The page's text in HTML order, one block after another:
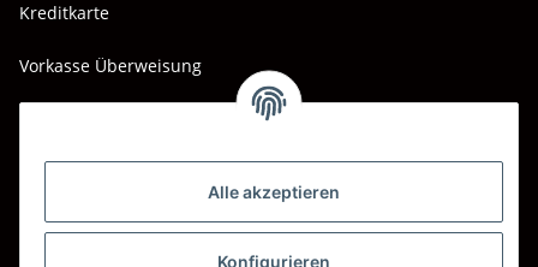
Alle akzeptieren
Konfigurieren
Kreditkarte
Vorkasse Überweisung
Wir versenden mit